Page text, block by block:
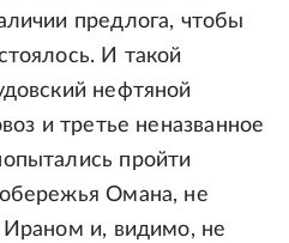
предлога, чтобы
И такой
нефтяной
и третье неназванное
пройти
Омана, не
Ираном и, видимо, не